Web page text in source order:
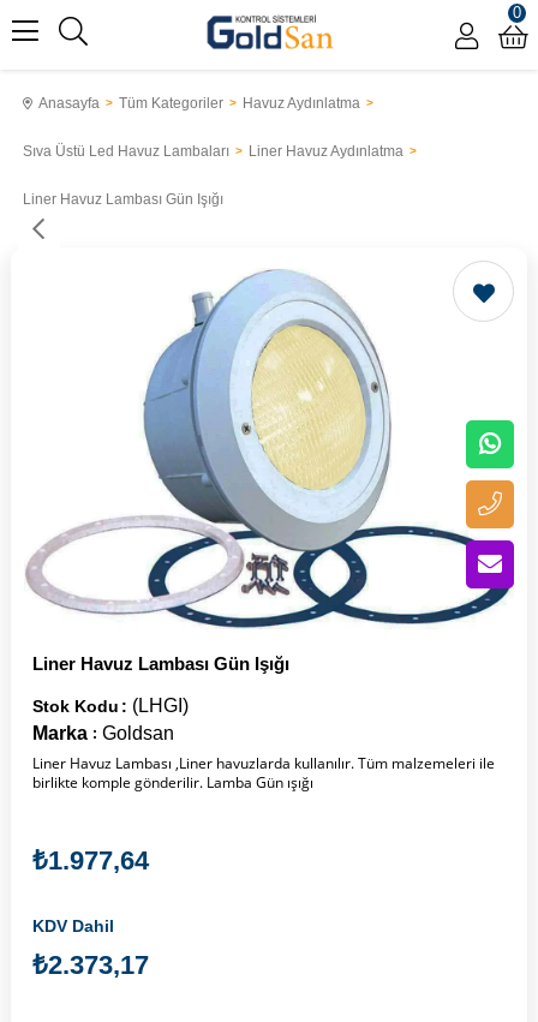
0
Anasayfa Tüm Kategoriler Havuz Aydınlatma
Sıva Üstü Led Havuz Lambaları Liner Havuz Aydınlatma
Liner Havuz Lambası Gün Işığı
Liner Havuz Lambası Gün Işığı
(LHGI)
Stok Kodu
Marka : Goldsan
Liner Havuz Lambası ,Liner havuzlarda kullanılır. Tüm malzemeleri ile
birlikte komple gönderilir. Lamba Gün ışığı
₺1.977,64
KDV Dahil
₺2.373,17